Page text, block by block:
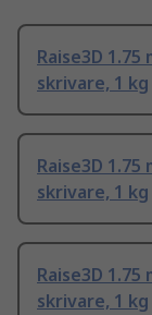
Raise3D
skrivare, 1 kg
Raise3D
skrivare, 1 kg
Raise3D
skrivare, 1 kg